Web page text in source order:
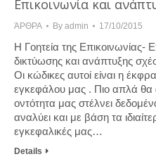
Επικοινωνία και
ΆΡΘΡΑ By admin 17/10/2015
Η Γοητεία της Επικοινωνίας-
δικτύωσης και ανάπτυξης
Οι κώδικες αυτοί είναι η
εγκεφάλου μας . Πιo απλά
οντότητα μας στέλνει
αναλύει και με βάση τα
εγκεφαλικές μας…
Details